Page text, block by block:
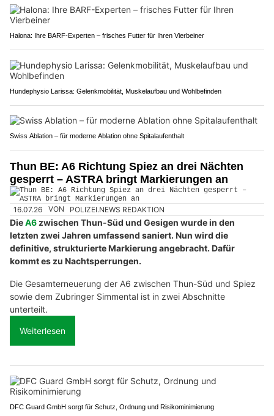
Halona: Ihre BARF-Experten – frisches Futter für Ihren Vierbeiner
Hundephysio Larissa: Gelenkmobilität, Muskelaufbau und Wohlbefinden
Swiss Ablation – für moderne Ablation ohne Spitalaufenthalt
Thun BE: A6 Richtung Spiez an drei Nächten
gesperrt – ASTRA bringt Markierungen an
16.07.26 VON POLIZEI.NEWS REDAKTION
DieA6 zwischen Thun-Süd und Gesigen wurde in den
letzten zwei Jahren umfassend saniert. Nun wird die
definitive, strukturierte Markierung angebracht. Dafür
kommt es zu Nachtsperrungen.
Die Gesamterneuerung der A6 zwischen Thun-Süd und Spiez
sowie dem Zubringer Simmental ist in zwei Abschnitte
unterteilt.
Weiterlesen
DFC Guard GmbH sorgt für Schutz, Ordnung und Risikominimierung